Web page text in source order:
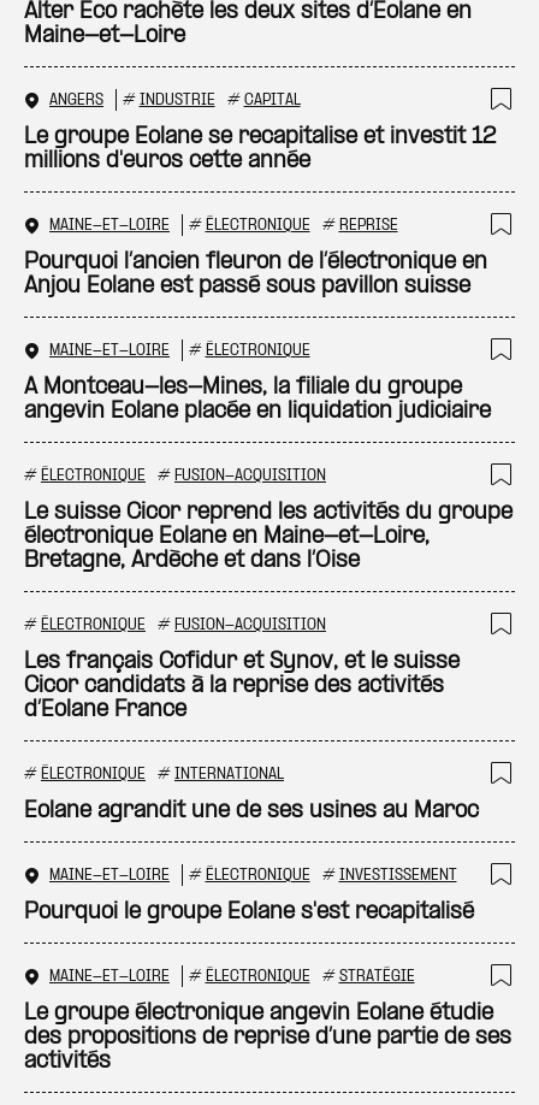
Alter Eco rachète les deux sites d’Eolane en
Maine-et-Loire
ANGERS # INDUSTRIE # CAPITAL
Le groupe Eolane se recapitalise et investit 12
millions d'euros cette année
MAINE-ET-LOIRE # ÉLECTRONIQUE # REPRISE
Pourquoi l’ancien fleuron de l’électronique en
Anjou Eolane est passé sous pavillon suisse
MAINE-ET-LOIRE # ÉLECTRONIQUE
A Montceau-les-Mines, la filiale du groupe
angevin Eolane placée en liquidation judiciaire
# ÉLECTRONIQUE # FUSION-ACQUISITION
Le suisse Cicor reprend les activités du groupe
électronique Eolane en Maine-et-Loire,
Bretagne, Ardèche et dans l’Oise
# ÉLECTRONIQUE # FUSION-ACQUISITION
Les français Cofidur et Synov, et le suisse
Cicor candidats à la reprise des activités
d’Eolane France
# ÉLECTRONIQUE # INTERNATIONAL
Eolane agrandit une de ses usines au Maroc
MAINE-ET-LOIRE # ÉLECTRONIQUE # INVESTISSEMENT
Pourquoi le groupe Eolane s'est recapitalisé
MAINE-ET-LOIRE # ÉLECTRONIQUE # STRATÉGIE
Le groupe électronique angevin Eolane étudie
des propositions de reprise d’une partie de ses
activités